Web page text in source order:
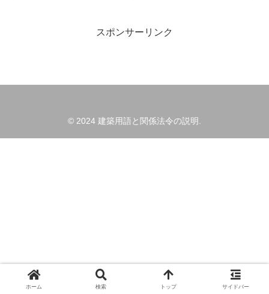
スポンサーリンク
© 2024 建築用語と関係法令の説明.
ホーム 検索 トップ サイドバー